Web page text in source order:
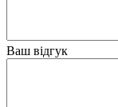
Ваш відгук